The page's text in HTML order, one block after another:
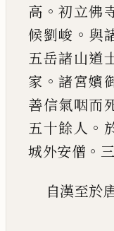
高 。初立佛
候劉峻 。 與
五岳諸山道
家 。諸宮嬪
善信氣咽而
五十餘人 。
城外安僧 。
自漢至於